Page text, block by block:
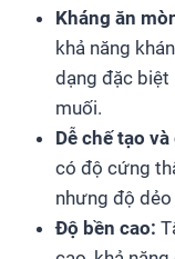
Kháng ăn
khả năng
dạng đặc biệt
muối.
Dễ chế tạo
có độ cứng
nhưng độ dẻo
Độ bền cao: